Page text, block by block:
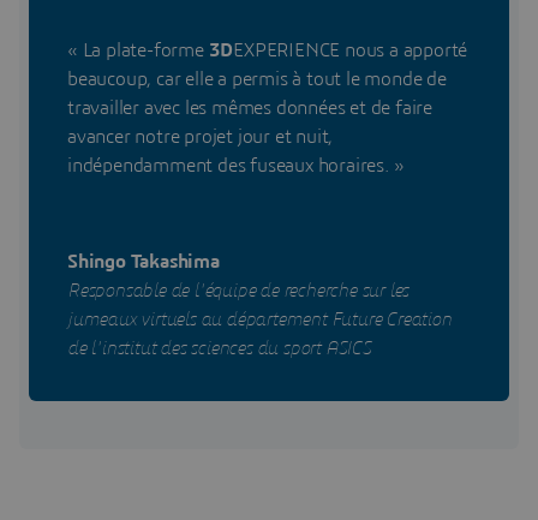
« La plate-forme 3DEXPERIENCE nous a apporté
beaucoup, car elle a permis à tout le monde de
travailler avec les mêmes données et de faire
avancer notre projet jour et nuit,
indépendamment des fuseaux horaires. »
Shingo Takashima
Responsable de l'équipe de recherche sur les
jumeaux virtuels au département Future Creation
de l'institut des sciences du sport ASICS